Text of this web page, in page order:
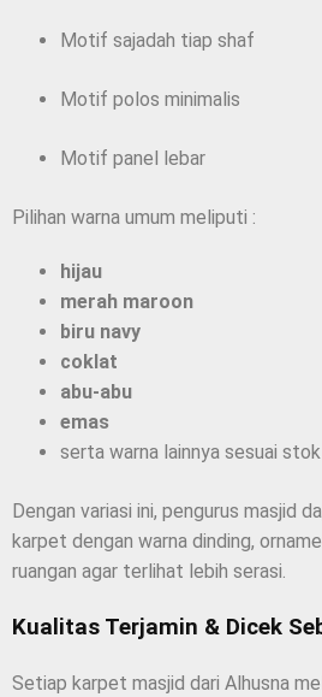
Motif sajadah tiap shaf
Motif polos minimalis
Motif panel lebar
Pilihan warna umum meliputi :
hijau
merah maroon
biru navy
coklat
abu-abu
emas
serta warna lainnya sesuai
Dengan variasi ini, pengurus masjid
karpet dengan warna dinding,
ruangan agar terlihat lebih serasi.
Kualitas Terjamin & Dicek
Setiap karpet masjid dari Alhusna